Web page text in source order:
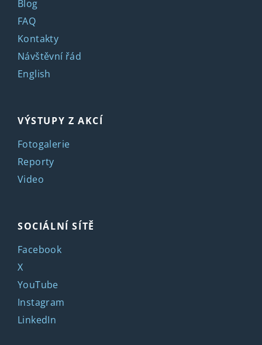
Blog
FAQ
Kontakty
Návštěvní řád
English
VÝSTUPY Z AKCÍ
Fotogalerie
Reporty
Video
SOCIÁLNÍ SÍTĚ
Facebook
X
YouTube
Instagram
LinkedIn